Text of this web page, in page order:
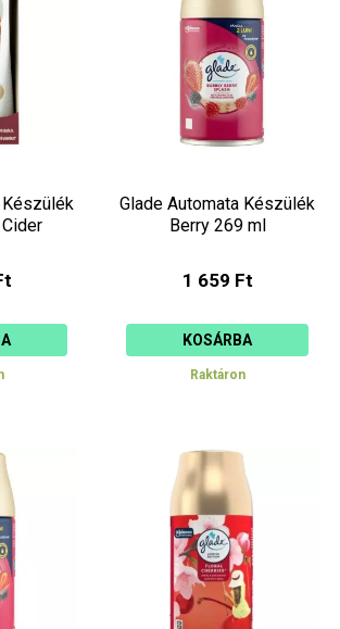
Készülék
Glade Automata Készülék
Berry 269 ml
1 659 Ft
KOSÁRBA
Raktáron